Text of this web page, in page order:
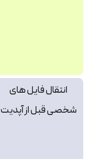
انتقال فایل‌ های
شخصی قبل از آپدیت